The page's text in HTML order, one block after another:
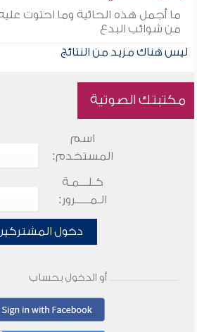
ما أجمل هذه الحائية وما احتوت
من شوائب البدع
ليس هناك مزيد من النتائج
مكتبتك الصوتية
اسم
المستخدم:
كـلـــمـة
الـمـــــرور:
دخول
أو الدخول بحساب